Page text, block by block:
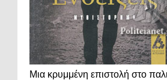
Μια κρυμμένη επιστολή στο